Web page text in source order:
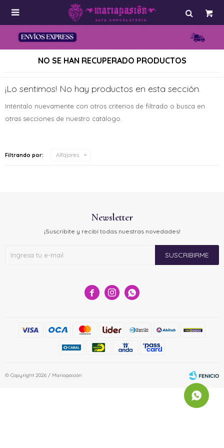

NO SE HAN RECUPERADO PRODUCTOS
¡Lo sentimos! No hay productos en esta sección.
Inténtalo nuevamente con otros criterios de filtrado o busca en
otras secciones de nuestro catálogo.
Filtrando por: Alfajores
  
Newsletter
¡Suscribite y recibí todas nuestras novedades!
SUSCRIBIRME
© Copyright 2026 / Mariapasión